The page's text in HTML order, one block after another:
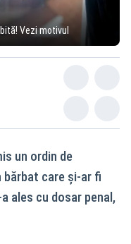
Vezi motivul
un ordin de
care și-ar fi
ales cu dosar penal,